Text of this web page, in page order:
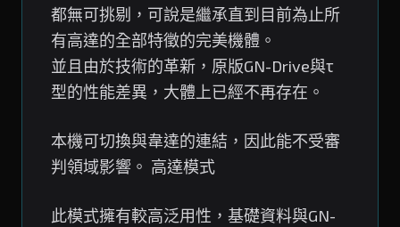
都無可挑剔，可說是繼承直到目前為止所
有高達的全部特徵的完美機體。
並且由於技術的革新，原版GN-Drive與τ
型的性能差異，大體上已經不再存在。
本機可切換與韋達的連結，因此能不受審
判領域影響。 高達模式
此模式擁有較高泛用性，基礎資料與GN-